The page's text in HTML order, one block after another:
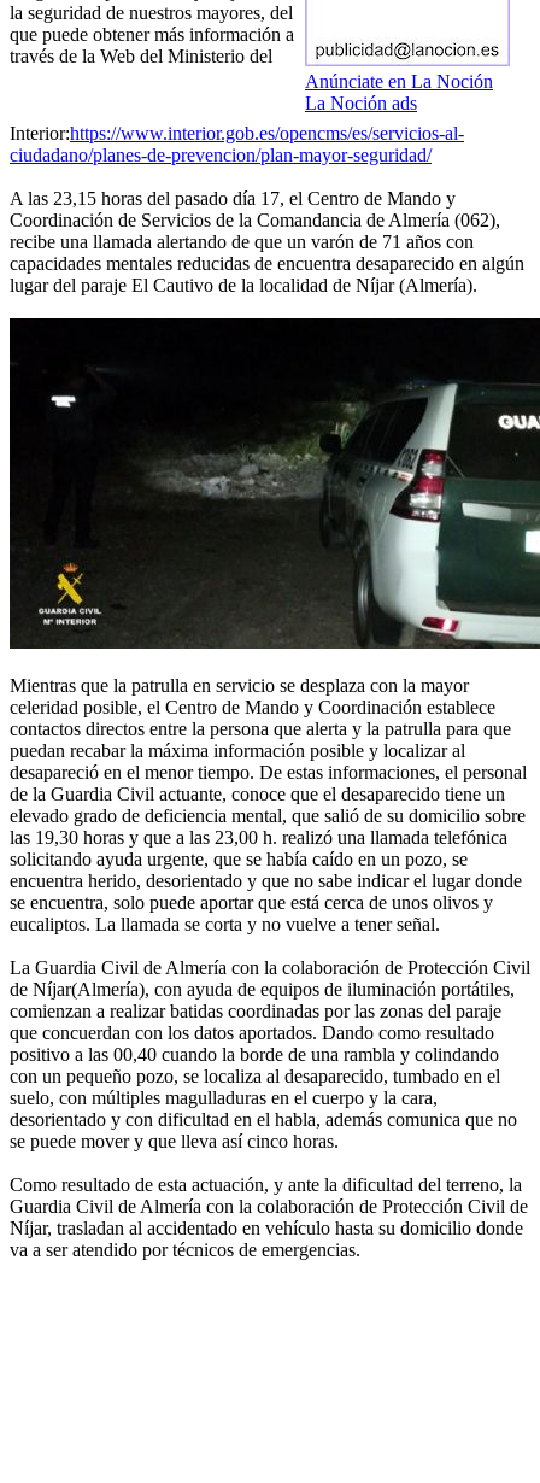
Anúnciate en La Noción
La Noción ads
la seguridad de nuestros mayores, del
que puede obtener más información a
través de la Web del Ministerio del
Interior:https://www.interior.gob.es/opencms/es/servicios-al-
ciudadano/planes-de-prevencion/plan-mayor-seguridad/
A las 23,15 horas del pasado día 17, el Centro de Mando y
Coordinación de Servicios de la Comandancia de Almería (062),
recibe una llamada alertando de que un varón de 71 años con
capacidades mentales reducidas de encuentra desaparecido en algún
lugar del paraje El Cautivo de la localidad de Níjar (Almería).
Mientras que la patrulla en servicio se desplaza con la mayor
celeridad posible, el Centro de Mando y Coordinación establece
contactos directos entre la persona que alerta y la patrulla para que
puedan recabar la máxima información posible y localizar al
desapareció en el menor tiempo. De estas informaciones, el personal
de la Guardia Civil actuante, conoce que el desaparecido tiene un
elevado grado de deficiencia mental, que salió de su domicilio sobre
las 19,30 horas y que a las 23,00 h. realizó una llamada telefónica
solicitando ayuda urgente, que se había caído en un pozo, se
encuentra herido, desorientado y que no sabe indicar el lugar donde
se encuentra, solo puede aportar que está cerca de unos olivos y
eucaliptos. La llamada se corta y no vuelve a tener señal.
La Guardia Civil de Almería con la colaboración de Protección Civil
de Níjar(Almería), con ayuda de equipos de iluminación portátiles,
comienzan a realizar batidas coordinadas por las zonas del paraje
que concuerdan con los datos aportados. Dando como resultado
positivo a las 00,40 cuando la borde de una rambla y colindando
con un pequeño pozo, se localiza al desaparecido, tumbado en el
suelo, con múltiples magulladuras en el cuerpo y la cara,
desorientado y con dificultad en el habla, además comunica que no
se puede mover y que lleva así cinco horas.
Como resultado de esta actuación, y ante la dificultad del terreno, la
Guardia Civil de Almería con la colaboración de Protección Civil de
Níjar, trasladan al accidentado en vehículo hasta su domicilio donde
va a ser atendido por técnicos de emergencias.